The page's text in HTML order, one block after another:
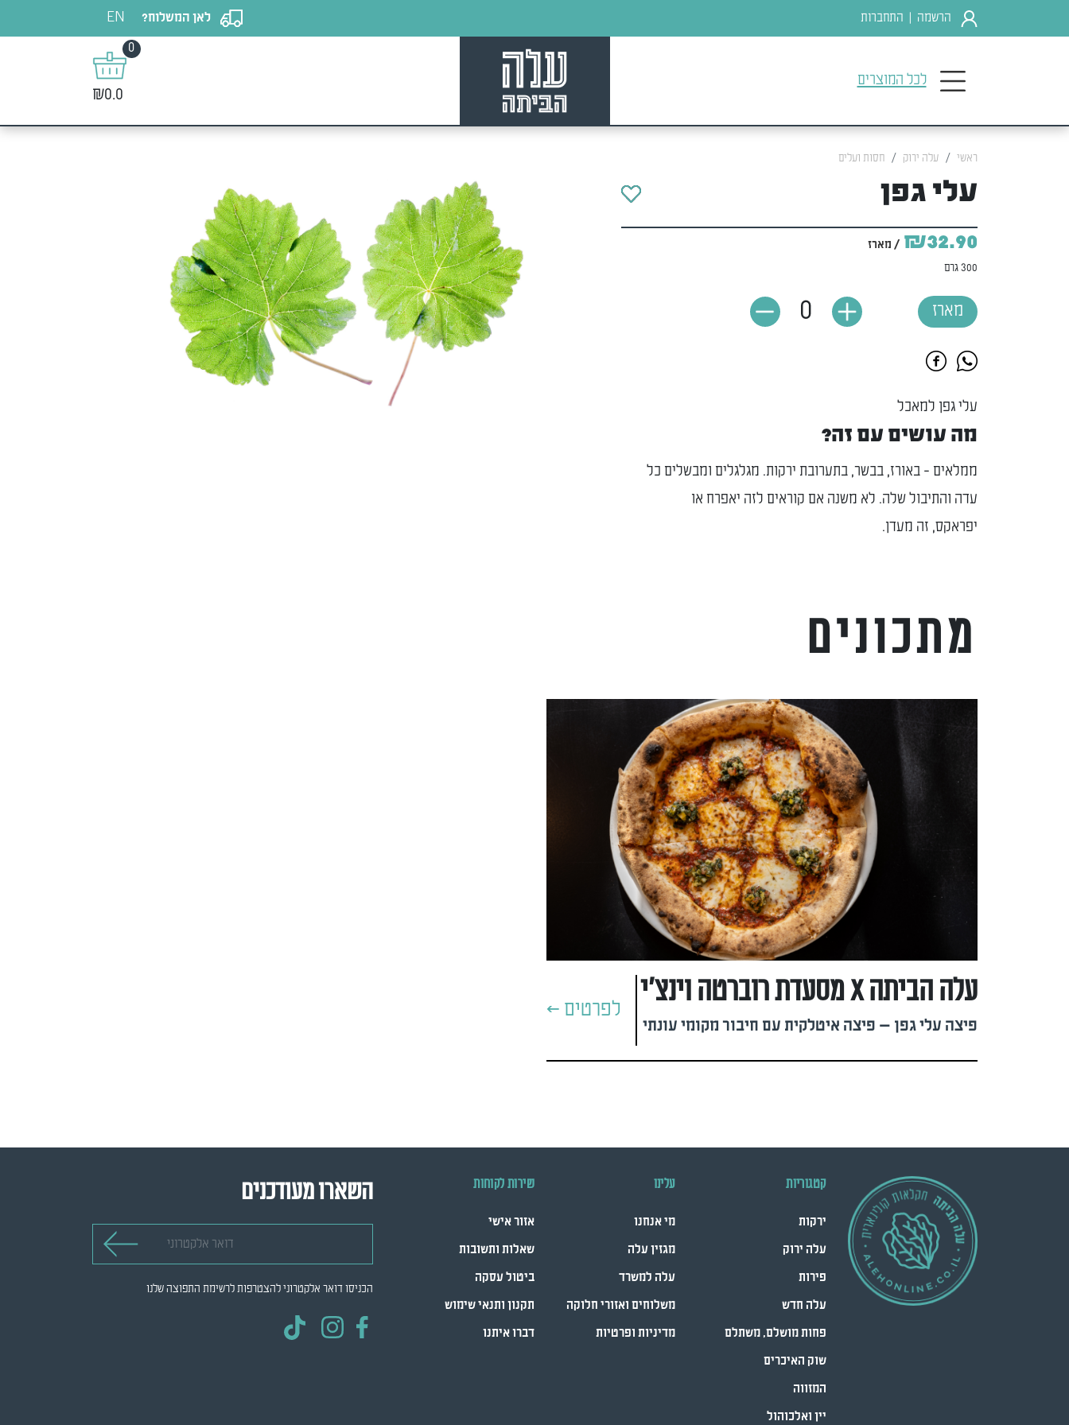
הרשמה התחברות לאן המשלוח? EN
לכל המוצרים
0
₪0.0
ראשי עלה ירוק חסות ועלים
עלי גפן
₪32.90 / מארז
300 גרם
מארז 0
עלי גפן למאכל
מה עושים עם זה?
ממלאים - באורז, בבשר, בתערובת ירקות. מגלגלים ומבשלים כל
עדה והתיבול שלה. לא משנה אם קוראים לזה יאפרח או
יפראקס, זה מעדן.
מתכונים
עלה הביתה x מסעדת רוברטה וינצ'י
פיצה עלי גפן — פיצה איטלקית עם חיבור מקומי עונתי
לפרטים >
קטגוריות
ירקות
עלה ירוק
פירות
עלה חדש
פחות מושלם, משתלם
שוק האיכרים
המזווה
יין ואלכוהול
עלינו
מי אנחנו
מגזין עלה
עלה למשרד
משלוחים ואזורי חלוקה
מדיניות ופרטיות
שירות לקוחות
אזור אישי
שאלות ותשובות
ביטול עסקה
תקנון ותנאי שימוש
דברו איתנו
השארו מעודכנים
הכניסו דואר אלקטרוני להצטרפות לרשימת התפוצה שלנו